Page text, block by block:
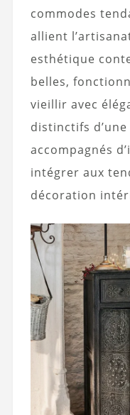
commodes
allient
esthétique
belles,
vieillir avec
distinctifs
accompagnés
intégrer aux
décoration